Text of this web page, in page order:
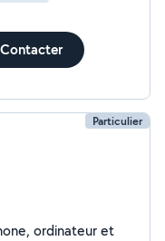
Contacter
Particulier
ordinateur et